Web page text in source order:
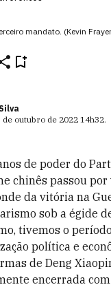
mandato. (Kevin
de outubro de 2022 14h32.
de poder do
chinês passou por
da vitória na
sob a égide
tivemos o
política e
de Deng
encerrada com